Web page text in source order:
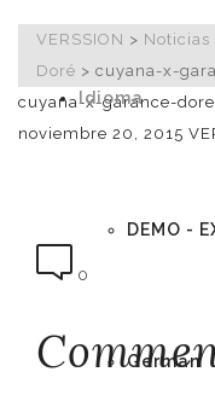
Idioma
DEMO -
German
VERSSION > Noticias
Doré > cuyana-x-
cuyana-x-garance-dore
noviembre 20, 2015
0